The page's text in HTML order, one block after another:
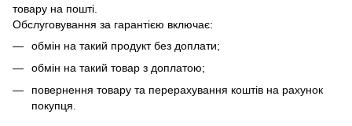
товару на пошті.
Обслуговування за гарантією включає:
обмін на такий продукт без доплати;
обмін на такий товар з доплатою;
повернення товару та перерахування коштів на рахунок
покупця.